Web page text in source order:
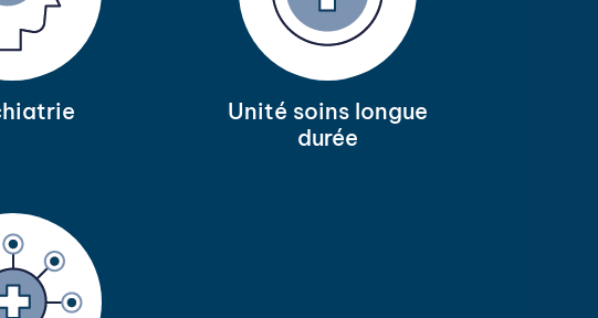
Unité soins longue
durée